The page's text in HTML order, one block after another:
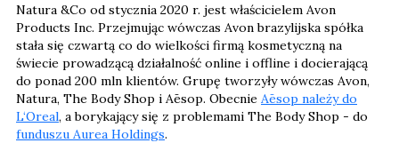
Natura &Co od stycznia 2020 r. jest właścicielem Avon
Products Inc. Przejmując wówczas Avon brazylijska spółka
stała się czwartą co do wielkości firmą kosmetyczną na
świecie prowadzącą działalność online i offline i docierającą
do ponad 200 mln klientów. Grupę tworzyły wówczas Avon,
Natura, The Body Shop i Aēsop. Obecnie Aēsop należy do
L‘Oreal, a borykający się z problemami The Body Shop - do
funduszu Aurea Holdings.